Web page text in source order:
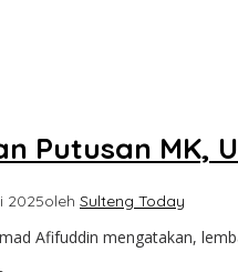
Putusan MK,
2025oleh Sulteng Today
Afifuddin mengatakan,